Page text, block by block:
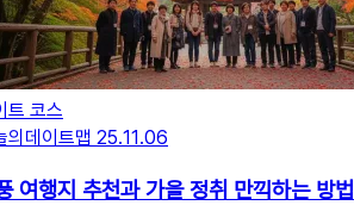
트 코스
의데이트맵 25.11.06
여행지 추천과 가을 정취 만끽하는 방법